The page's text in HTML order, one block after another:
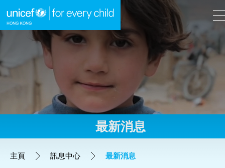
跳到內容（按回車鍵）
A A EN 繁
最新消息
主頁 訊息中心 最新消息